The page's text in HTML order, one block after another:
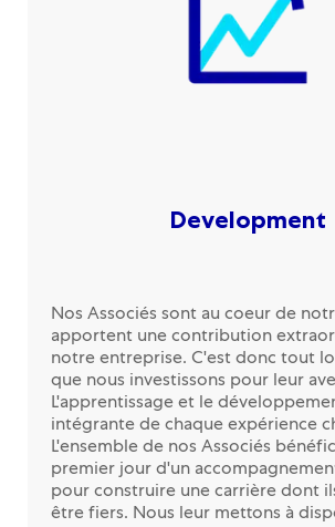
Development
Nos Associés sont au coeur de
apportent une contribution
notre entreprise. C'est donc tout
que nous investissons pour leur
L'apprentissage et le
intégrante de chaque expérience
L'ensemble de nos Associés
premier jour d'un
pour construire une carrière dont
être fiers. Nous leur mettons à